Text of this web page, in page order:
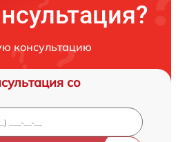
консультацию
со